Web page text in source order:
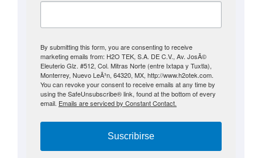
By submitting this form, you are consenting to receive
marketing emails from: H2O TEK, S.A. DE C.V., Av. JosÃ©
Eleuterio Glz. #512, Col. Mitras Norte (entre Ixtapa y Tuxtla),
Monterrey, Nuevo LeÃ³n, 64320, MX, http://www.h2otek.com.
You can revoke your consent to receive emails at any time by
using the SafeUnsubscribe® link, found at the bottom of every
email. Emails are serviced by Constant Contact.
Suscribirse